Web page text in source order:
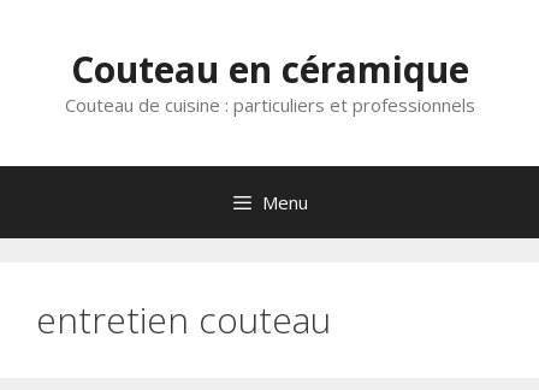
contenuCouteau en céramique
Couteau de cuisine : particuliers et professionnels
Menu
entretien couteau